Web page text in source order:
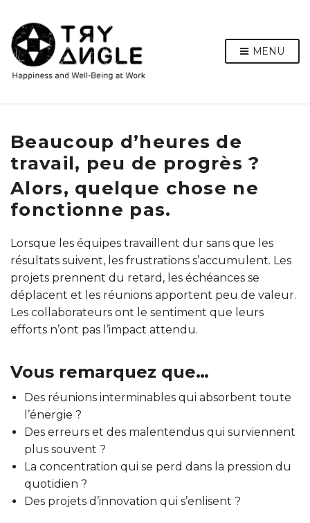
MENU
Beaucoup d’heures de
travail, peu de progrès ?
Alors, quelque chose ne
fonctionne pas.
Lorsque les équipes travaillent dur sans que les
résultats suivent, les frustrations s’accumulent. Les
projets prennent du retard, les échéances se
déplacent et les réunions apportent peu de valeur.
Les collaborateurs ont le sentiment que leurs
efforts n’ont pas l’impact attendu.
Vous remarquez que…
Des réunions interminables qui absorbent toute
l’énergie ?
Des erreurs et des malentendus qui surviennent
plus souvent ?
La concentration qui se perd dans la pression du
quotidien ?
Des projets d’innovation qui s’enlisent ?